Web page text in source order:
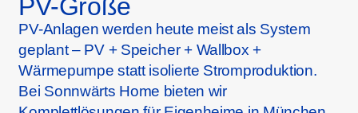
PV-Größe
PV-Anlagen werden heute meist als System
geplant – PV + Speicher + Wallbox +
Wärmepumpe statt isolierte Stromproduktion.
Bei Sonnwärts Home bieten wir